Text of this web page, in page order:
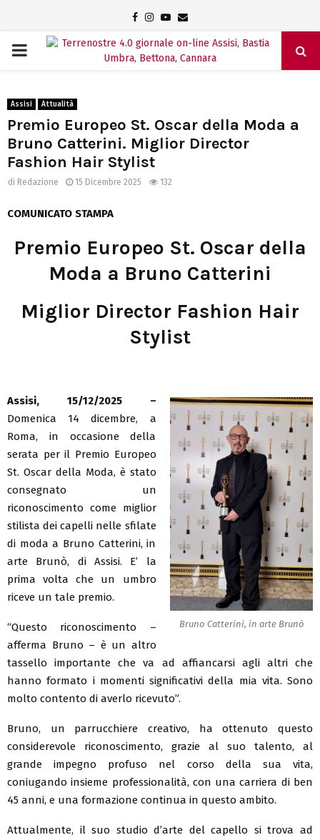
Facebook
Instagram
Youtube
Email
PRIMARY
Assisi Attualità
Premio Europeo St. Oscar della Moda a
Bruno Catterini. Miglior Director
Fashion Hair Stylist
di Redazione 15 Dicembre 2025 132
COMUNICATO STAMPA
Premio Europeo St. Oscar della
Moda a Bruno Catterini
Miglior Director Fashion Hair
Stylist
Bruno Catterini, in arte Brunò
Assisi, 15/12/2025 –
Domenica 14 dicembre, a
Roma, in occasione della
serata per il Premio Europeo
St. Oscar della Moda, è stato
consegnato un
riconoscimento come miglior
stilista dei capelli nelle sfilate
di moda a Bruno Catterini, in
arte Brunò, di Assisi. E’ la
prima volta che un umbro
riceve un tale premio.
“Questo riconoscimento –
afferma Bruno – è un altro
tassello importante che va ad affiancarsi agli altri che
hanno formato i momenti significativi della mia vita. Sono
molto contento di averlo ricevuto”.
Bruno, un parrucchiere creativo, ha ottenuto questo
considerevole riconoscimento, grazie al suo talento, al
grande impegno profuso nel corso della sua vita,
coniugando insieme professionalità, con una carriera di ben
45 anni, e una formazione continua in questo ambito.
Attualmente, il suo studio d’arte del capello si trova ad